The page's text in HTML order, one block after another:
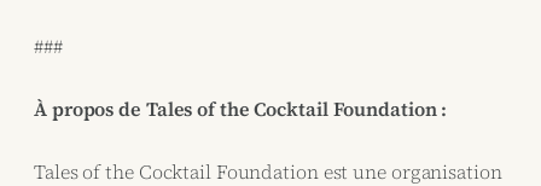
###
À propos de Tales of the Cocktail Foundation :
Tales of the Cocktail Foundation est une organisation